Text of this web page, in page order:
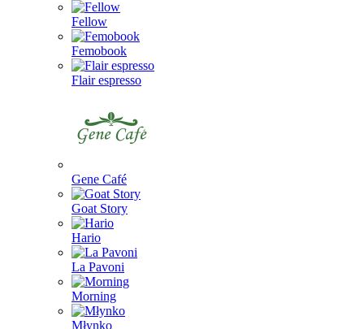
Fellow
Femobook
Flair espresso
Gene Café
Goat Story
Hario
La Pavoni
Morning
Młynko